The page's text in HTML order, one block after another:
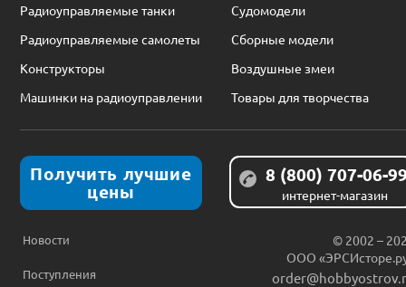
Радиоуправляемые танки
Судомодели
Радиоуправляемые самолеты
Сборные модели
Конструкторы
Воздушные змеи
Машинки на радиоуправлении
Товары для творчества
Получить лучшие
цены
8 (800) 707-06-
интернет-магазин
Новости
Поступления
© 2002 –
ООО